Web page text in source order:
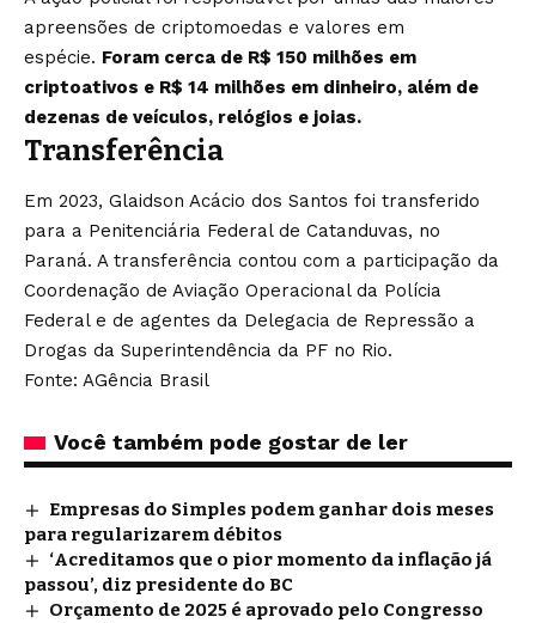
apreensões de criptomoedas e valores em
espécie. Foram cerca de R$ 150 milhões em
criptoativos e R$ 14 milhões em dinheiro, além de
dezenas de veículos, relógios e joias.
Transferência
Em 2023, Glaidson Acácio dos Santos foi transferido
para a Penitenciária Federal de Catanduvas, no
Paraná. A transferência contou com a participação da
Coordenação de Aviação Operacional da Polícia
Federal e de agentes da Delegacia de Repressão a
Drogas da Superintendência da PF no Rio.
Fonte: AGência Brasil
Você também pode gostar de ler
Empresas do Simples podem ganhar dois meses
para regularizarem débitos
‘Acreditamos que o pior momento da inflação já
passou’, diz presidente do BC
Orçamento de 2025 é aprovado pelo Congresso